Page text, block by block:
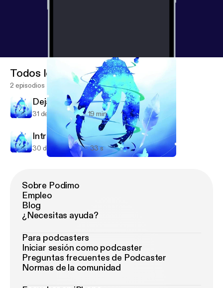
Todos los episodios
2 episodios
Deja Vu
31 de jul de 2019 19 min
Intro
30 de jul de 2019 33 s
Sobre Podimo
Empleo
Blog
¿Necesitas ayuda?
Para podcasters
Iniciar sesión como podcaster
Preguntas frecuentes de Podcaster
Normas de la comunidad